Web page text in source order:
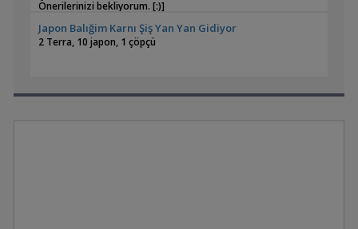
Önerilerinizi bekliyorum. [:)]
Japon Balığim Karnı Şiş Yan Yan Gidiyor
2 Terra, 10 japon, 1 çöpçü